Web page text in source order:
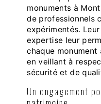
monuments à
de professionnels
expérimentés.
expertise leur
chaque
en veillant à
sécurité et de
Un engagement